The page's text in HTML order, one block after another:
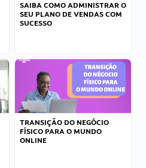
SAIBA COMO ADMINISTRAR O
SEU PLANO DE VENDAS COM
SUCESSO
TRANSIÇÃO DO NEGÓCIO
FÍSICO PARA O MUNDO
ONLINE